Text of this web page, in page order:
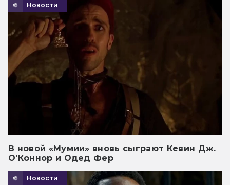
Новости
В новой «Мумии» вновь сыграют Кевин Дж.
О’Коннор и Одед Фер
Новости